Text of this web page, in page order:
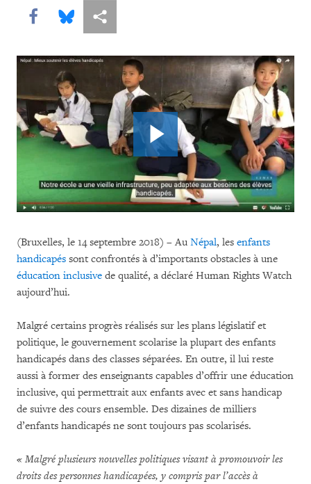
Share this via Facebook
Share this via Bluesky
Share this via Partagez
(Bruxelles, le 14 septembre 2018) – Au Népal, les enfants
handicapés sont confrontés à d’importants obstacles à une
éducation inclusive de qualité, a déclaré Human Rights Watch
aujourd’hui.
Malgré certains progrès réalisés sur les plans législatif et
politique, le gouvernement scolarise la plupart des enfants
handicapés dans des classes séparées. En outre, il lui reste
aussi à former des enseignants capables d’offrir une éducation
inclusive, qui permettrait aux enfants avec et sans handicap
de suivre des cours ensemble. Des dizaines de milliers
d’enfants handicapés ne sont toujours pas scolarisés.
« Malgré plusieurs nouvelles politiques visant à promouvoir les
droits des personnes handicapées, y compris par l’accès à